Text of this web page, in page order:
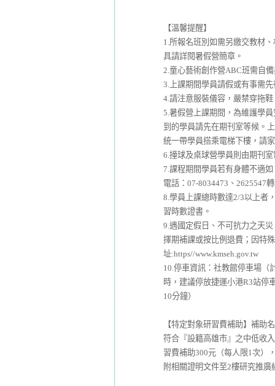
【溫馨提醒】
1.所報名班別如需另繳交教材
具請詳閱暑假營簡章。
2.童心藝術創作營ABC班需自
3.上課期間學員請假或有事需
4.請注意服裝儀容，嚴禁穿拖
5.暑假營上課期間，為維護學
到的學員請先在期刊室等候。
統一帶學員搭乘電梯下樓，請
6.撞球及桌球營學員則由期刊
7.課程期間學員若有身體不適
電話：07-8034473、2625547
8.學員上課總時數達2/3以上者
習時數證書。
9.遇國定假日、不可抗力之天
擇期補課或按比例退費；因特
址:https//www.kmseh.gov.tw
10.停車資訊：社教館停車場（
時，建議停放捷運小港R3站停
10分鐘）
【特定對象研習費補助】補助
符合『設籍高雄市』之中低收
習費補助300元（每人限1次）
附相關證明文件至2樓研究推